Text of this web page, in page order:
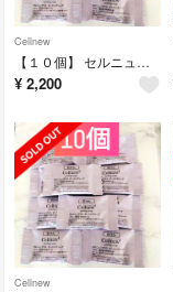
Cellnew
【１０個】 セルニュープラス ピーリングソープ サンプル ミニサイズ
¥ 2,200
Cellnew